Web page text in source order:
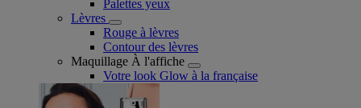
Palettes yeux
Lèvres
Rouge à lèvres
Contour des lèvres
Maquillage À l'affiche
Votre look Glow à la française